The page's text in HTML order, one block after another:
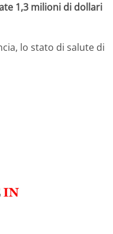
1,3 milioni di dollari
lo stato di salute di